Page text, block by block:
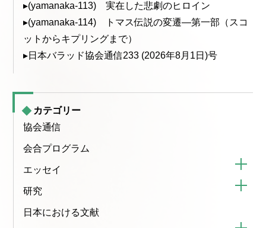
▸(yamanaka-113) 実在した悲劇のヒロイン
▸(yamanaka-114) トマス伝説の変遷—第一部（スコ
ットからキプリングまで）
▸日本バラッド協会通信233 (2026年8月1日)号
カテゴリー
協会通信
会合プログラム
エッセイ
研究
日本における文献